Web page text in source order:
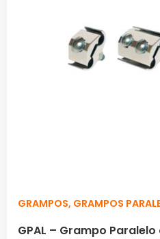
GRAMPOS, GRAMPOS
GPAL – Grampo